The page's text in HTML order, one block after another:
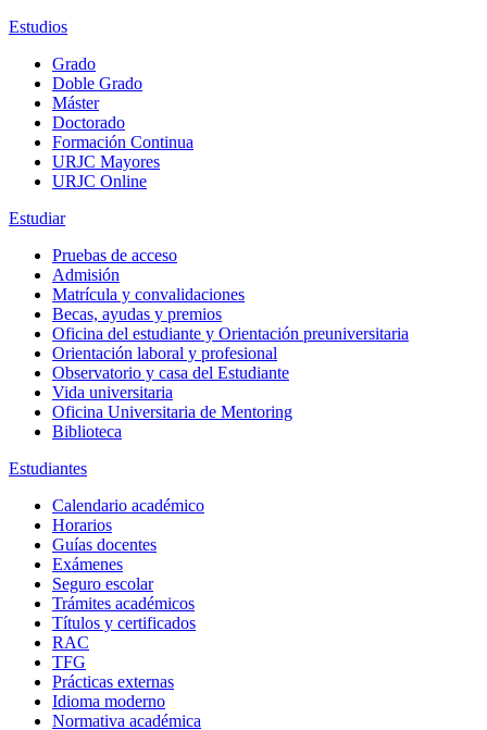
Estudios
Grado
Doble Grado
Máster
Doctorado
Formación Continua
URJC Mayores
URJC Online
Estudiar
Pruebas de acceso
Admisión
Matrícula y convalidaciones
Becas, ayudas y premios
Oficina del estudiante y Orientación preuniversitaria
Orientación laboral y profesional
Observatorio y casa del Estudiante
Vida universitaria
Oficina Universitaria de Mentoring
Biblioteca
Estudiantes
Calendario académico
Horarios
Guías docentes
Exámenes
Seguro escolar
Trámites académicos
Títulos y certificados
RAC
TFG
Prácticas externas
Idioma moderno
Normativa académica